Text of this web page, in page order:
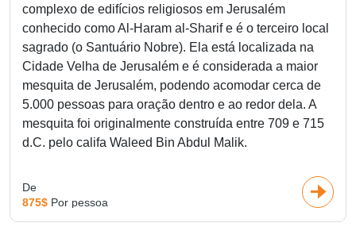
complexo de edifícios religiosos em Jerusalém
conhecido como Al-Haram al-Sharif e é o terceiro local
sagrado (o Santuário Nobre). Ela está localizada na
Cidade Velha de Jerusalém e é considerada a maior
mesquita de Jerusalém, podendo acomodar cerca de
5.000 pessoas para oração dentro e ao redor dela. A
mesquita foi originalmente construída entre 709 e 715
d.C. pelo califa Waleed Bin Abdul Malik.
De
875$ Por pessoa